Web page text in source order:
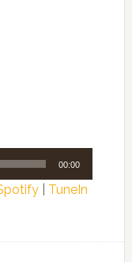
00:00
| TuneIn